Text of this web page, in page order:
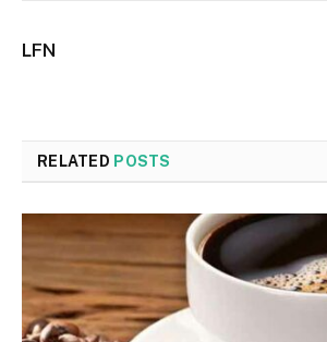
LFN
RELATED POSTS